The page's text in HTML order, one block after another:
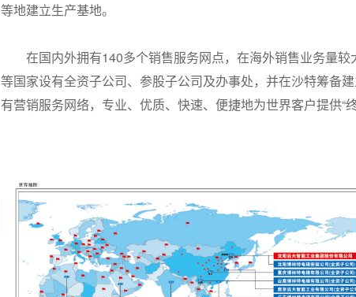
等地建立生产基地。
在国内外拥有140多个销售服务网点，在海外销售业务量较
等国家设有全资子公司、参股子公司及办事处，并在沙特筹备
有营销服务网络，专业、优质、快速、便捷地为世界客户提供“